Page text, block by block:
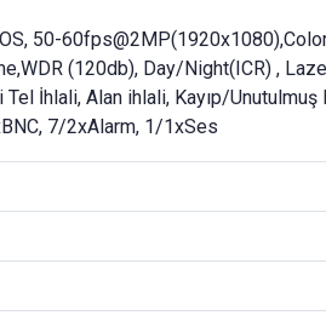
50-
(120db), Day/Night(ICR) ,
İhlali, Alan ihlali, Kayıp/Unutulmuş
7/2xAlarm, 1/1xSes